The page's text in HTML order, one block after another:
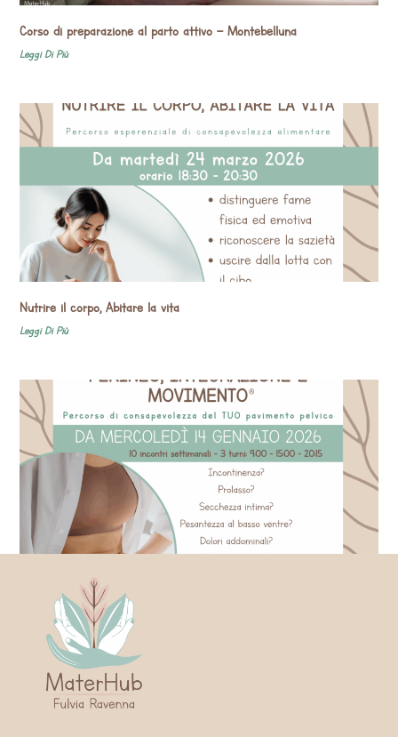
Corso di preparazione al parto attivo – Montebelluna
Leggi Di Più
Nutrire il corpo, Abitare la vita
Leggi Di Più
Perineo, integrazione e movimento®
Leggi Di Più